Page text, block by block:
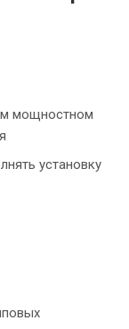
мощностном
установку